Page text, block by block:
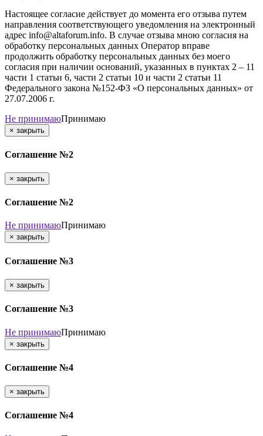
Настоящее согласие действует до момента его отзыва путем
направления соответствующего уведомления на электронный
адрес info@altaforum.info. В случае отзыва мною согласия на
обработку персональных данных Оператор вправе
продолжить обработку персональных данных без моего
согласия при наличии оснований, указанных в пунктах 2 – 11
части 1 статьи 6, части 2 статьи 10 и части 2 статьи 11
Федерального закона №152-ФЗ «О персональных данных» от
27.07.2006 г.
Не принимаюПринимаю
× закрыть
Соглашение №2
× закрыть
Соглашение №2
Не принимаюПринимаю
× закрыть
Соглашение №3
× закрыть
Соглашение №3
Не принимаюПринимаю
× закрыть
Соглашение №4
× закрыть
Соглашение №4